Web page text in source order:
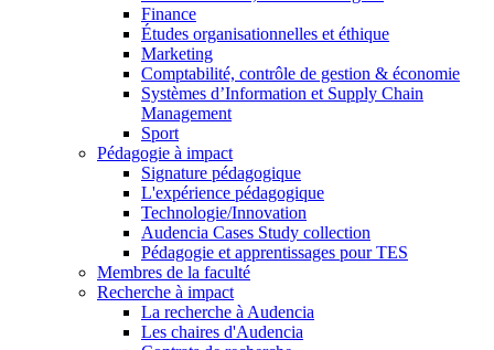
Finance
Études organisationnelles et éthique
Marketing
Comptabilité, contrôle de gestion & économie
Systèmes d’Information et Supply Chain
Management
Sport
Pédagogie à impact
Signature pédagogique
L'expérience pédagogique
Technologie/Innovation
Audencia Cases Study collection
Pédagogie et apprentissages pour TES
Membres de la faculté
Recherche à impact
La recherche à Audencia
Les chaires d'Audencia